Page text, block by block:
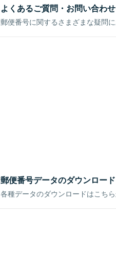
よくあるご質問・お問い合わせ
郵便番号に関するさまざまな疑問に
郵便番号データのダウンロード
各種データのダウンロードはこち